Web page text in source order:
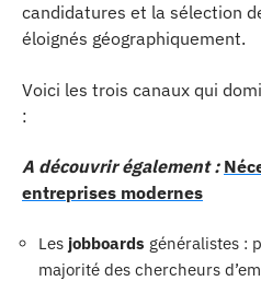
candidatures et la sélection
éloignés géographiquement.
Voici les trois canaux qui
:
A découvrir également :
entreprises modernes
Les jobboards généralistes :
majorité des chercheurs